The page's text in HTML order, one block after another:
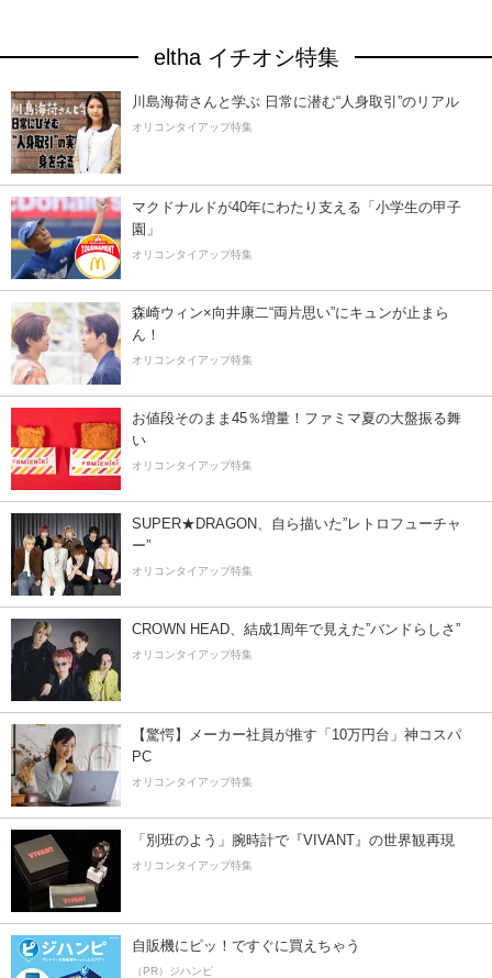
eltha イチオシ特集
川島海荷さんと学ぶ 日常に潜む“人身取引”のリアル
オリコンタイアップ特集
マクドナルドが40年にわたり支える「小学生の甲子
園」
オリコンタイアップ特集
森崎ウィン×向井康二“両片思い”にキュンが止まら
ん！
オリコンタイアップ特集
お値段そのまま45％増量！ファミマ夏の大盤振る舞
い
オリコンタイアップ特集
SUPER★DRAGON、自ら描いた”レトロフューチャ
ー”
オリコンタイアップ特集
CROWN HEAD、結成1周年で見えた”バンドらしさ”
オリコンタイアップ特集
【驚愕】メーカー社員が推す「10万円台」神コスパ
PC
オリコンタイアップ特集
「別班のよう」腕時計で『VIVANT』の世界観再現
オリコンタイアップ特集
自販機にピッ！ですぐに買えちゃう
（PR）ジハンピ